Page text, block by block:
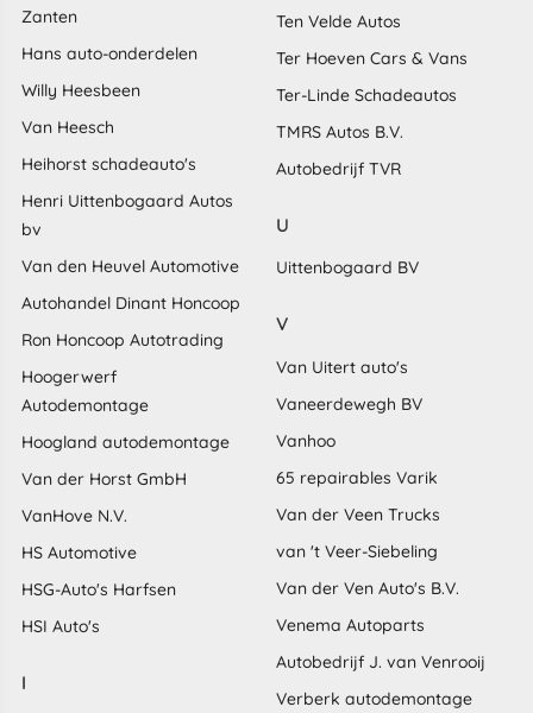
Zanten
Hans auto-onderdelen
Willy Heesbeen
Van Heesch
Heihorst schadeauto's
Henri Uittenbogaard Autos
bv
Van den Heuvel Automotive
Autohandel Dinant Honcoop
Ron Honcoop Autotrading
Hoogerwerf
Autodemontage
Hoogland autodemontage
Van der Horst GmbH
VanHove N.V.
HS Automotive
HSG-Auto's Harfsen
HSI Auto's
I
Ten Velde Autos
Ter Hoeven Cars & Vans
Ter-Linde Schadeautos
TMRS Autos B.V.
Autobedrijf TVR
U
Uittenbogaard BV
V
Van Uitert auto's
Vaneerdewegh BV
Vanhoo
65 repairables Varik
Van der Veen Trucks
van 't Veer-Siebeling
Van der Ven Auto's B.V.
Venema Autoparts
Autobedrijf J. van Venrooij
Verberk autodemontage